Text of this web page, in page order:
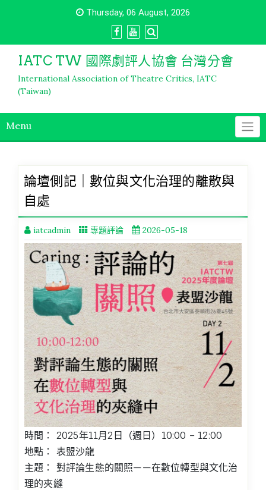
Thursday, 06 August, 2026
IATC TW 國際劇評人協會 台灣分會
International Association of Theatre Critics, IATC
(Taiwan)
Menu
論壇側記｜數位與文化治理的離散與
自處
iatcadmin 專題評論 2026-05-18
時間： 2025年11月2日（週日）10:00 – 12:00
地點： 表盟沙龍
主題： 對評論生態的關照——在數位轉型與文化治
理的夾縫